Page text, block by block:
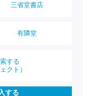
三省堂書店
有隣堂
する
クト）
する